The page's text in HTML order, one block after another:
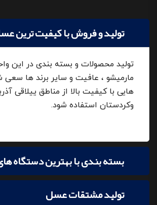
تولید و فروش با کیفیت ترین عسل
تولید محصولات و بسته بندی در این
مارمیشو ، عافیت و سایر برند ها
هایی با کیفیت بالا از مناطق ییلاقی
وکردستان استفاده شود.
بسته بندی با بهترین دستگاه
تولید مشتقات عسل